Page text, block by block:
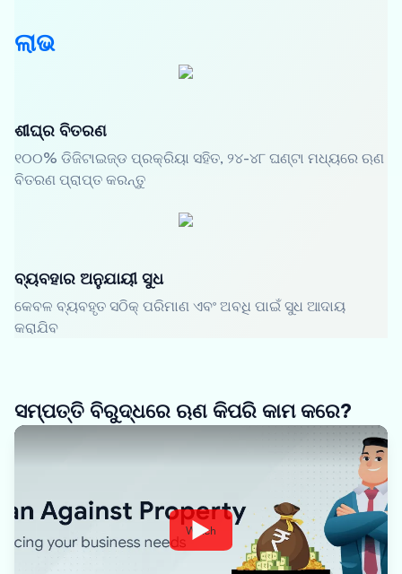
ଲାଭ
ଶୀଘ୍ର ବିତରଣ
୧୦୦% ଡିଜିଟାଇଜ୍ଡ ପ୍ରକ୍ରିୟା ସହିତ, ୨୪-୪୮ ଘଣ୍ଟା ମଧ୍ୟରେ ଋଣ
ବିତରଣ ପ୍ରାପ୍ତ କରନ୍ତୁ
ବ୍ୟବହାର ଅନୁଯାୟୀ ସୁଧ
କେବଳ ବ୍ୟବହୃତ ସଠିକ୍ ପରିମାଣ ଏବଂ ଅବଧି ପାଇଁ ସୁଧ ଆଦାୟ
କରାଯିବ
ସମ୍ପତ୍ତି ବିରୁଦ୍ଧରେ ଋଣ କିପରି କାମ କରେ?
Watch